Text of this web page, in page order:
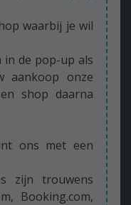
waarbij je wil
in de pop-up als
aankoop onze
shop daarna
ons met een
zijn trouwens
Booking.com,